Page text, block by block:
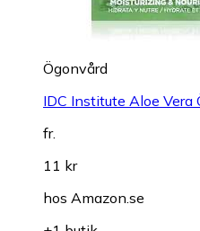
Ögonvård
IDC Institute Aloe Vera
fr.
11 kr
hos Amazon.se